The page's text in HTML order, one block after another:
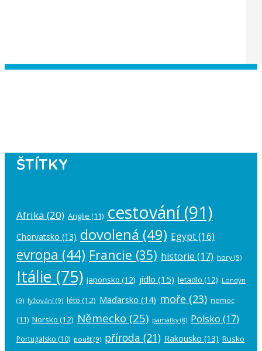
ŠTÍTKY
Afrika (20) Anglie (11) cestování(91)
Chorvatsko (13) dovolená (49) Egypt(16)
evropa (44) Francie (35) historie (17) hory (9)
Itálie (75) japonsko (12) jídlo (15) letadlo (12) Londýn
(9) lyžování (9) léto (12) Maďarsko (14) moře (23) nemoc
(11) Norsko (12) Německo (25) památky(8) Polsko (17)
Portugalsko (10) poušť(9) příroda (21) Rakousko (13) Rusko